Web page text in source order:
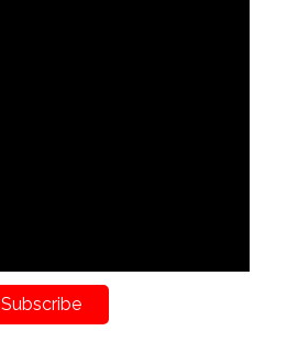
Subscribe